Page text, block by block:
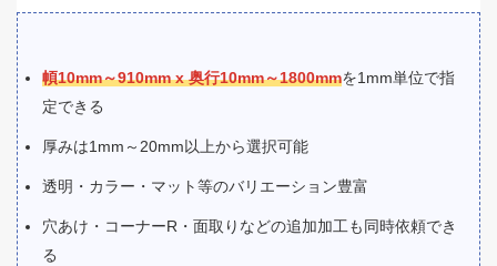
幁10mm～910mm x 奥行10mm～1800mmを1mm単位で指
定できる
厚みは1mm～20mm以上から選択可能
透明・カラー・マット等のバリエーション豊富
穴あけ・コーナーR・面取りなどの追加加工も同時依頼でき
る